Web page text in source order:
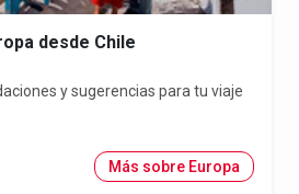
desde Chile
y sugerencias para tu viaje
Más sobre Europa